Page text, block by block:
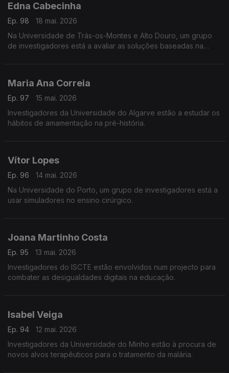
Edna Cabecinha
Ep. 98
18 mai. 2026
Na Universidade de Trás-os-Montes e Alto Douro, um grupo
de investigadores está a avaliar as soluções baseadas na
Maria Ana Correia
Ep. 97
15 mai. 2026
Investigadores da Universidade do Algarve estão a estudar os
hábitos de amamentação na pré-história.
Vítor Lopes
Ep. 96
14 mai. 2026
Na Universidade do Porto, um grupo de investigadores está a
usar simuladores no ensino cirúrgico.
Joana Martinho Costa
Ep. 95
13 mai. 2026
Investigadores do ISCTE estão envolvidos num projecto para
combater as desigualdades digitais na educação.
Isabel Veiga
Ep. 94
12 mai. 2026
Investigadores da Universidade do Minho estão à procura de
novos alvos terapêuticos para o tratamento da malária.